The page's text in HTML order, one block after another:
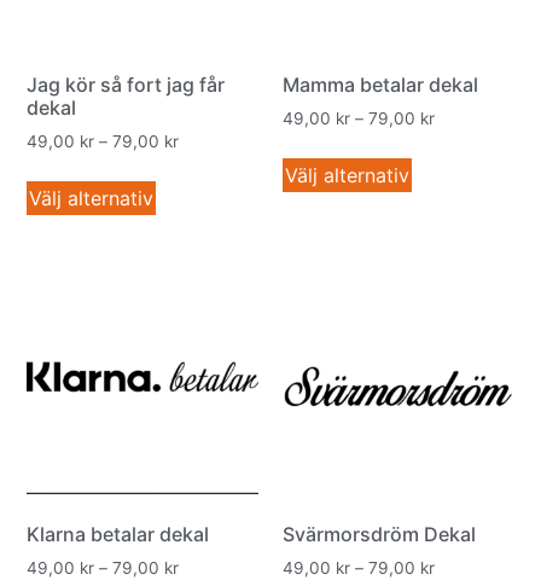
Jag kör så fort jag får
dekal
49,00 kr – 79,00 kr
Välj alternativ
Mamma betalar dekal
49,00 kr – 79,00 kr
Välj alternativ
Klarna betalar dekal
49,00 kr – 79,00 kr
Svärmorsdröm Dekal
49,00 kr – 79,00 kr